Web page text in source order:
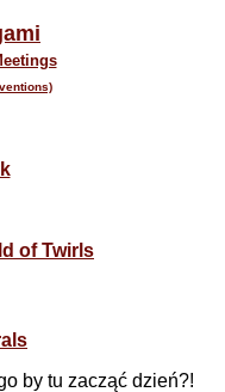
of Twirls
by tu zacząć dzień?!